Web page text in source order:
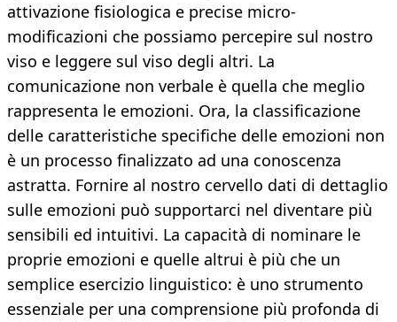
attivazione fisiologica e precise micro-
modificazioni che possiamo percepire sul nostro
viso e leggere sul viso degli altri. La
comunicazione non verbale è quella che meglio
rappresenta le emozioni. Ora, la classificazione
delle caratteristiche specifiche delle emozioni non
è un processo finalizzato ad una conoscenza
astratta. Fornire al nostro cervello dati di dettaglio
sulle emozioni può supportarci nel diventare più
sensibili ed intuitivi. La capacità di nominare le
proprie emozioni e quelle altrui è più che un
semplice esercizio linguistico: è uno strumento
essenziale per una comprensione più profonda di